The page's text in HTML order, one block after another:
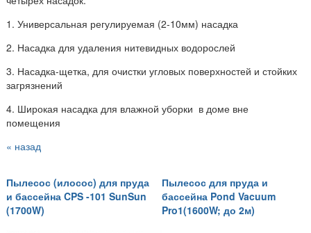
1. Универсальная регулируемая (2-10мм) насадка
2. Насадка для удаления нитевидных водорослей
3. Насадка-щетка, для очистки угловых поверхностей и стойких
загрязнений
4. Широкая насадка для влажной уборки в доме вне
помещения
« назад
Пылесос (илосос) для пруда
и бассейна CPS -101 SunSun
(1700W)
Пылесос для пруда и
бассейна Pond Vacuum
Pro1(1600W; до 2м)